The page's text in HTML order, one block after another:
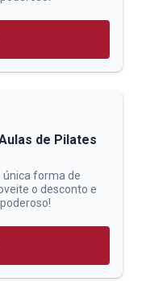
de Pilates
única forma de
o desconto e